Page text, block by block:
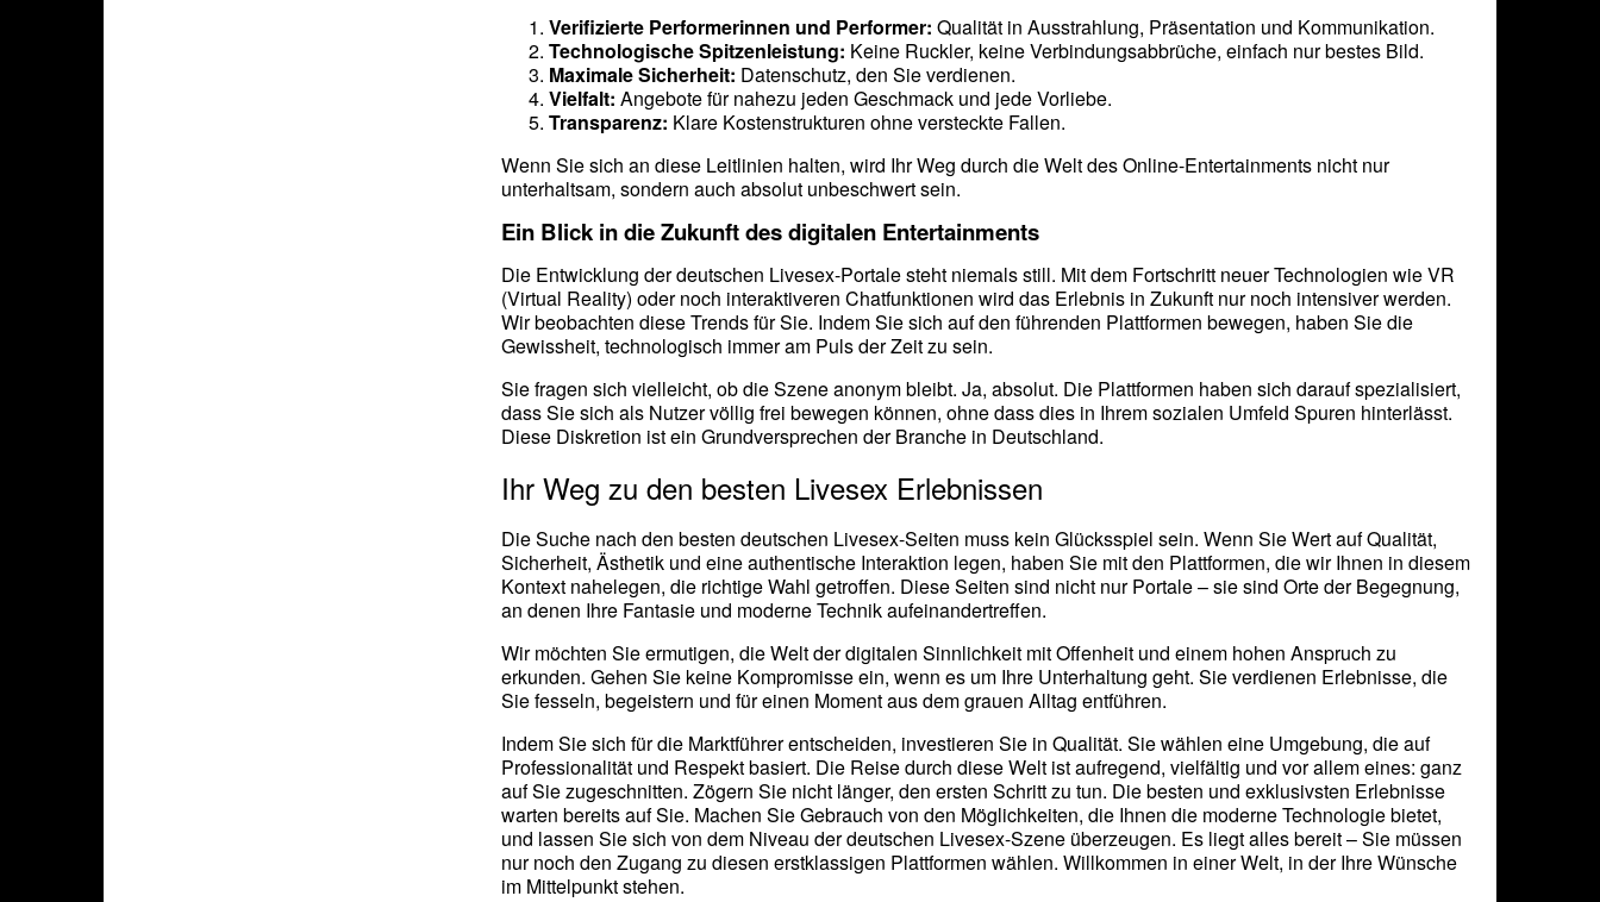
Verifizierte Performerinnen und Performer: Qualität in Ausstrahlung, Präsentation und Kommunikation.
Technologische Spitzenleistung: Keine Ruckler, keine Verbindungsabbrüche, einfach nur bestes Bild.
Maximale Sicherheit: Datenschutz, den Sie verdienen.
Vielfalt: Angebote für nahezu jeden Geschmack und jede Vorliebe.
Transparenz: Klare Kostenstrukturen ohne versteckte Fallen.
Wenn Sie sich an diese Leitlinien halten, wird Ihr Weg durch die Welt des Online-Entertainments nicht nur
unterhaltsam, sondern auch absolut unbeschwert sein.
Ein Blick in die Zukunft des digitalen Entertainments
Die Entwicklung der deutschen Livesex-Portale steht niemals still. Mit dem Fortschritt neuer Technologien wie VR
(Virtual Reality) oder noch interaktiveren Chatfunktionen wird das Erlebnis in Zukunft nur noch intensiver werden.
Wir beobachten diese Trends für Sie. Indem Sie sich auf den führenden Plattformen bewegen, haben Sie die
Gewissheit, technologisch immer am Puls der Zeit zu sein.
Sie fragen sich vielleicht, ob die Szene anonym bleibt. Ja, absolut. Die Plattformen haben sich darauf spezialisiert,
dass Sie sich als Nutzer völlig frei bewegen können, ohne dass dies in Ihrem sozialen Umfeld Spuren hinterlässt.
Diese Diskretion ist ein Grundversprechen der Branche in Deutschland.
Ihr Weg zu den besten Livesex Erlebnissen
Die Suche nach den besten deutschen Livesex-Seiten muss kein Glücksspiel sein. Wenn Sie Wert auf Qualität,
Sicherheit, Ästhetik und eine authentische Interaktion legen, haben Sie mit den Plattformen, die wir Ihnen in diesem
Kontext nahelegen, die richtige Wahl getroffen. Diese Seiten sind nicht nur Portale – sie sind Orte der Begegnung,
an denen Ihre Fantasie und moderne Technik aufeinandertreffen.
Wir möchten Sie ermutigen, die Welt der digitalen Sinnlichkeit mit Offenheit und einem hohen Anspruch zu
erkunden. Gehen Sie keine Kompromisse ein, wenn es um Ihre Unterhaltung geht. Sie verdienen Erlebnisse, die
Sie fesseln, begeistern und für einen Moment aus dem grauen Alltag entführen.
Indem Sie sich für die Marktführer entscheiden, investieren Sie in Qualität. Sie wählen eine Umgebung, die auf
Professionalität und Respekt basiert. Die Reise durch diese Welt ist aufregend, vielfältig und vor allem eines: ganz
auf Sie zugeschnitten. Zögern Sie nicht länger, den ersten Schritt zu tun. Die besten und exklusivsten Erlebnisse
warten bereits auf Sie. Machen Sie Gebrauch von den Möglichkeiten, die Ihnen die moderne Technologie bietet,
und lassen Sie sich von dem Niveau der deutschen Livesex-Szene überzeugen. Es liegt alles bereit – Sie müssen
nur noch den Zugang zu diesen erstklassigen Plattformen wählen. Willkommen in einer Welt, in der Ihre Wünsche
im Mittelpunkt stehen.